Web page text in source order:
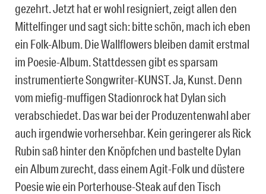
gezehrt. Jetzt hat er wohl resigniert, zeigt allen den
Mittelfinger und sagt sich: bitte schön, mach ich eben
ein Folk-Album. Die Wallflowers bleiben damit erstmal
im Poesie-Album. Stattdessen gibt es sparsam
instrumentierte Songwriter-KUNST. Ja, Kunst. Denn
vom miefig-muffigen Stadionrock hat Dylan sich
verabschiedet. Das war bei der Produzentenwahl aber
auch irgendwie vorhersehbar. Kein geringerer als Rick
Rubin saß hinter den Knöpfchen und bastelte Dylan
ein Album zurecht, dass einem Agit-Folk und düstere
Poesie wie ein Porterhouse-Steak auf den Tisch